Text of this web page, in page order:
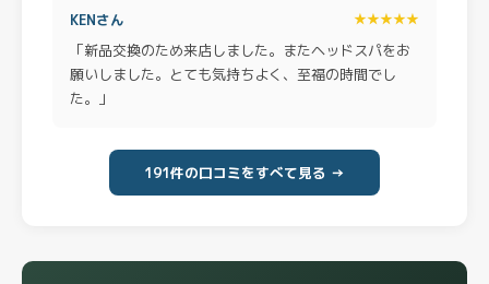
KENさん ★★★★★
「新品交換のため来店しました。またヘッドスパをお
願いしました。とても気持ちよく、至福の時間でし
た。」
191件の口コミをすべて見る →